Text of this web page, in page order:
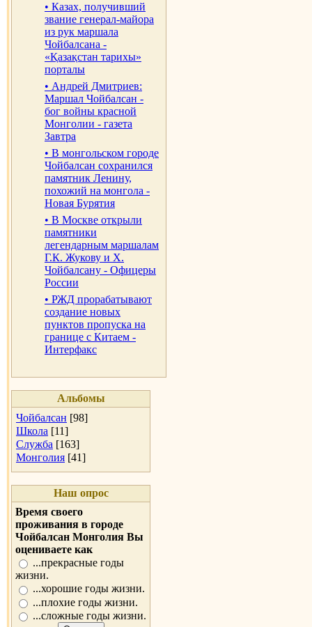
• Казах, получивший
звание генерал-майора
из рук маршала
Чойбалсана -
«Қазақстан тарихы»
порталы
• Андрей Дмитриев:
Маршал Чойбалсан -
бог войны красной
Монголии - газета
Завтра
• В монгольском городе
Чойбалсан сохранился
памятник Ленину,
похожий на монгола -
Новая Бурятия
• В Москве открыли
памятники
легендарным маршалам
Г.К. Жукову и Х.
Чойбалсану - Офицеры
России
• РЖД прорабатывают
создание новых
пунктов пропуска на
границе с Китаем -
Интерфакс
Альбомы
Чойбалсан [98]
Школа [11]
Служба [163]
Монголия [41]
Наш опрос
Время своего
проживания в городе
Чойбалсан Монголия Вы
оцениваете как
...прекрасные годы
жизни.
...хорошие годы жизни.
...плохие годы жизни.
...сложные годы жизни.